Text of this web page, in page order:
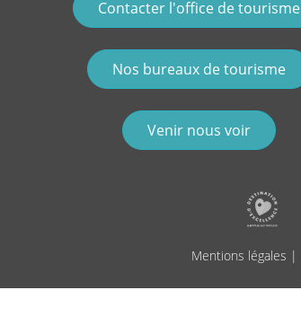
Contacter l'office de tourisme
Nos bureaux de tourisme
Venir nous voir
Mentions légales |